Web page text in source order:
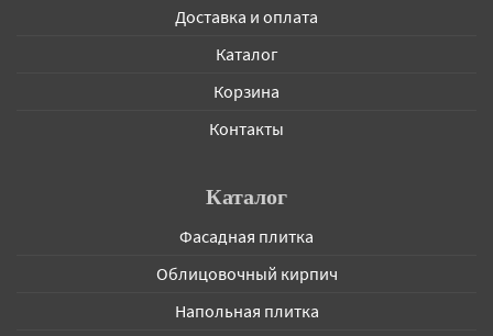
Доставка и оплата
Каталог
Корзина
Контакты
Каталог
Фасадная плитка
Облицовочный кирпич
Напольная плитка